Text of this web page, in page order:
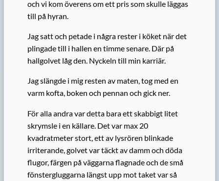
och vi kom överens om ett pris som skulle läggas
till på hyran.
Jag satt och petade i några rester i köket när det
plingade till i hallen en timme senare. Där på
hallgolvet låg den. Nyckeln till min karriär.
Jag slängde i mig resten av maten, tog med en
varm kofta, boken och pennan och gick ner.
För alla andra var detta bara ett skabbigt litet
skrymsle i en källare. Det var max 20
kvadratmeter stort, ett av lysrören blinkade
irriterande, golvet var täckt av damm och döda
flugor, färgen på väggarna flagnade och de små
fönstergluggarna längst upp mot taket var så